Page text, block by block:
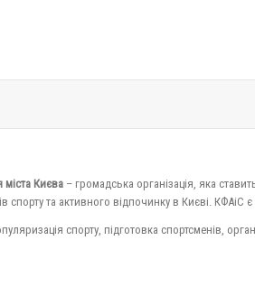
міста Києва – громадська організація, яка
спорту та активного відпочинку в Києві.
спорту, підготовка спортсменів,